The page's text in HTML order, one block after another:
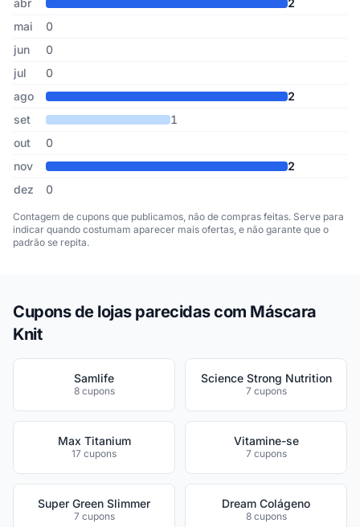
mai
0
jun
0
jul
0
ago
2
set
1
out
0
nov
2
dez
0
Contagem de cupons que publicamos, não de compras feitas. Serve para
indicar quando costumam aparecer mais ofertas, e não garante que o
padrão se repita.
Cupons de lojas parecidas com Máscara
Knit
Samlife
8 cupons
Science Strong Nutrition
7 cupons
Max Titanium
17 cupons
Vitamine-se
7 cupons
Super Green Slimmer
7 cupons
Dream Colágeno
8 cupons